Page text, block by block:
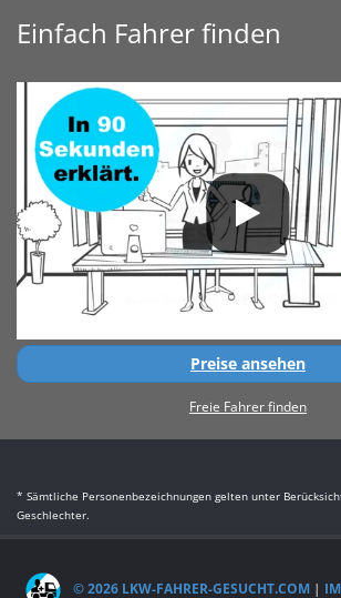
Einfach Fahrer finden
Preise ansehen
Freie Fahrer finden
* Sämtliche Personenbezeichnungen gelten unter
Geschlechter.
© 2026 LKW-FAHRER-GESUCHT.COM |